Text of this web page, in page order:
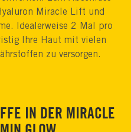
Miracle Lift und
Idealerweise 2 Mal pro
Ihre Haut mit vielen
zu versorgen.
IN DER MIRACLE